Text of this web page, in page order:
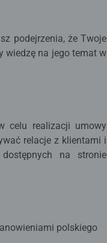
podejrzenia, że Twoje
wiedzę na jego temat w
celu realizacji umowy
relacje z klientami i
na stronie
polskiego